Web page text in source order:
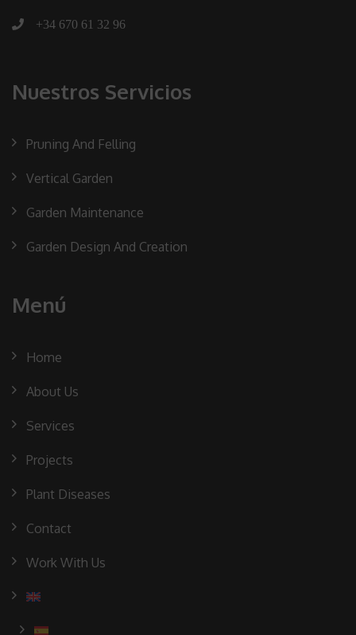
+34 670 61 32 96
Nuestros Servicios
Pruning And Felling
Vertical Garden
Garden Maintenance
Garden Design And Creation
Menú
Home
About Us
Services
Projects
Plant Diseases
Contact
Work With Us